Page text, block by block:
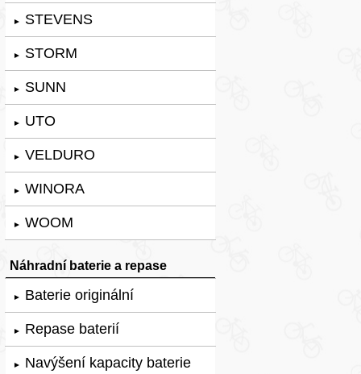
► STEVENS
► STORM
► SUNN
► UTO
► VELDURO
► WINORA
► WOOM
Náhradní baterie a repase
► Baterie originální
► Repase baterií
► Navýšení kapacity baterie